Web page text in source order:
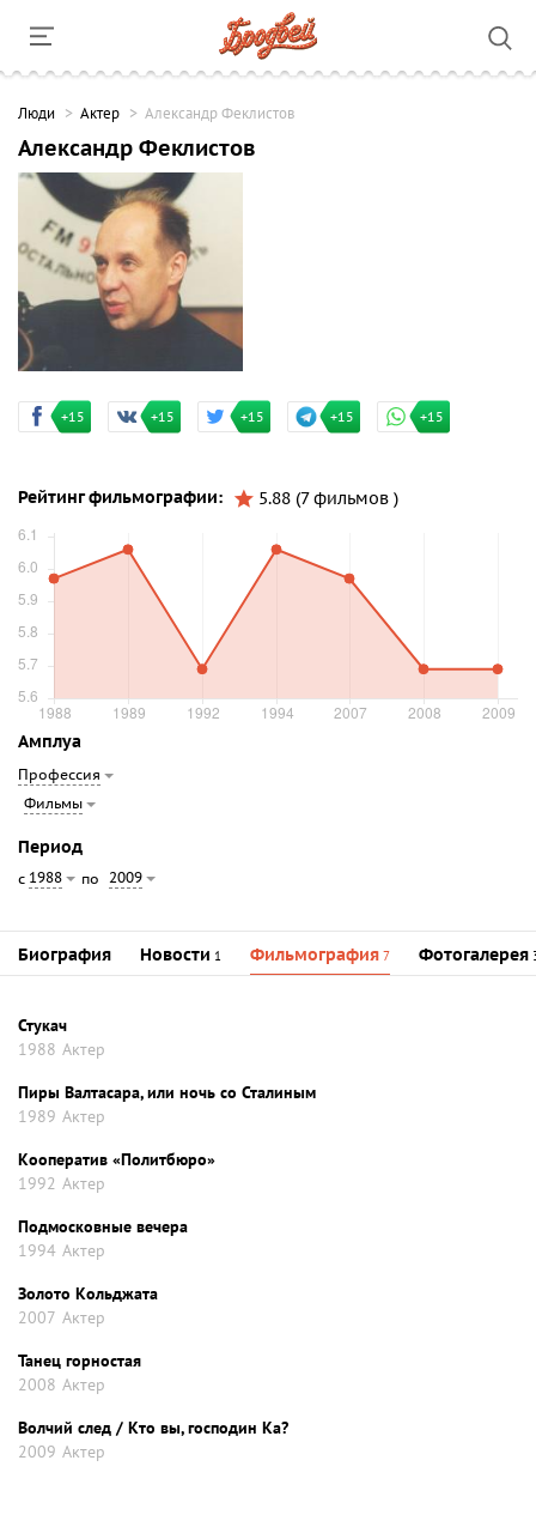
Люди Актер Александр Феклистов
Александр Феклистов
+15 +15 +15 +15 +15
Рейтинг фильмографии: 5.88 (7 фильмов )
Амплуа
Профессия
Фильмы
Период
с 1988 по 2009
Биография Новости 1 Фильмография 7 Фотогалерея
Стукач
1988 Актер
Пиры Валтасара, или ночь со Сталиным
1989 Актер
Кооператив «Политбюро»
1992 Актер
Подмосковные вечера
1994 Актер
Золото Кольджата
2007 Актер
Танец горностая
2008 Актер
Волчий след / Кто вы, господин Ка?
2009 Актер